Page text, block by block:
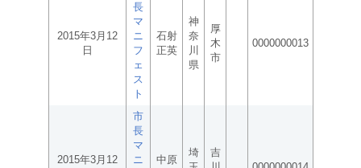
2015年3月12
日
長
マ
ニ
フ
ェ
ス
ト
石射
正英
神
奈
川
県
厚
木
市
0000000013
2015年3月12
市
長
マ
ニ
中原
埼
吉